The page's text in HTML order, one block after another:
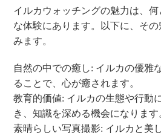
イルカウォッチングの魅力は、
な体験にあります。以下に、そ
みます。
自然の中での癒し: イルカの優雅
ることで、心が癒されます。
教育的価値: イルカの生態や行動
き、知識を深める機会になります
素晴らしい写真撮影: イルカと美